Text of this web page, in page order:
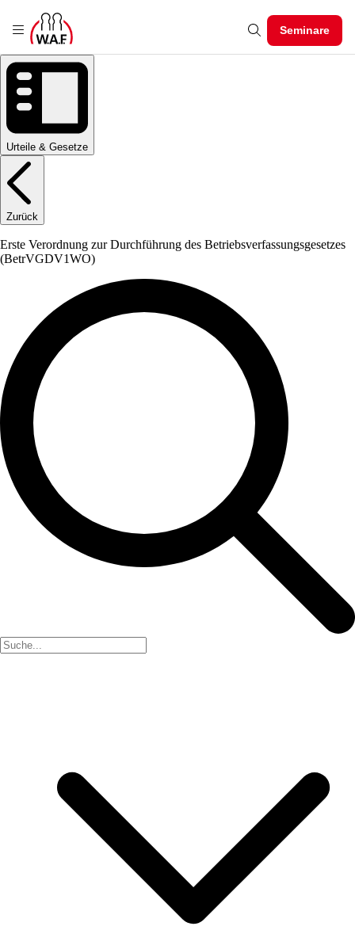
Seminare
Urteile & Gesetze
Zurück
Erste Verordnung zur Durchführung des Betriebsverfassungsgesetzes
(BetrVGDV1WO)